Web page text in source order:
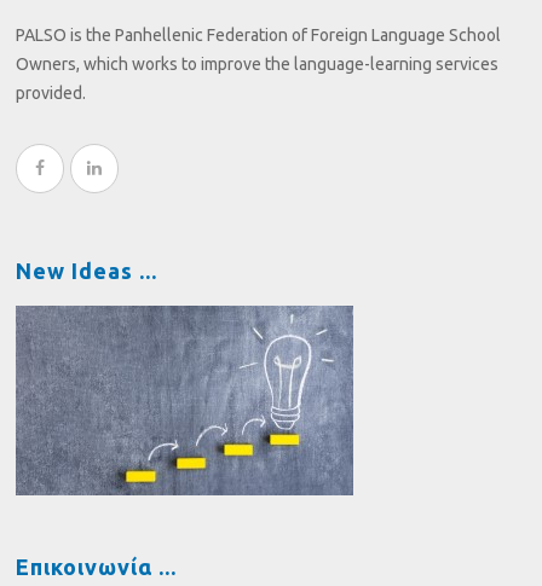
PALSO is the Panhellenic Federation of Foreign Language School
Owners, which works to improve the language-learning services
provided.
New Ideas
Επικοινωνία